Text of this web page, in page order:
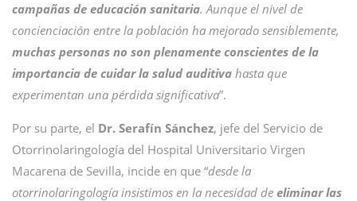
campañas de educación sanitaria. Aunque el nivel de
concienciación entre la población ha mejorado sensiblemente,
muchas personas no son plenamente conscientes de la
importancia de cuidar la salud auditiva hasta que
experimentan una pérdida significativa”.
Por su parte, el Dr. Serafín Sánchez, jefe del Servicio de
Otorrinolaringología del Hospital Universitario Virgen
Macarena de Sevilla, incide en que “desde la
otorrinolaringología insistimos en la necesidad de eliminar las